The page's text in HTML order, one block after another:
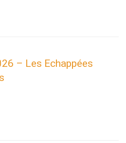
– Les Echappées